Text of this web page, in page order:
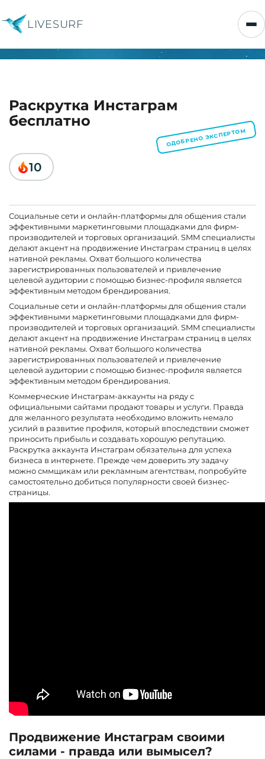
LIVESURF
Раскрутка Инстаграм
бесплатно
ОДОБРЕНО ЭКСПЕРТОМ
10
Социальные сети и онлайн-платформы для общения стали
эффективными маркетинговыми площадками для фирм-
производителей и торговых организаций. SMM специалисты
делают акцент на продвижение Инстаграм страниц в целях
нативной рекламы. Охват большого количества
зарегистрированных пользователей и привлечение
целевой аудитории с помощью бизнес-профиля является
эффективным методом брендирования.
Социальные сети и онлайн-платформы для общения стали
эффективными маркетинговыми площадками для фирм-
производителей и торговых организаций. SMM специалисты
делают акцент на продвижение Инстаграм страниц в целях
нативной рекламы. Охват большого количества
зарегистрированных пользователей и привлечение
целевой аудитории с помощью бизнес-профиля является
эффективным методом брендирования.
Коммерческие Инстаграм-аккаунты на ряду с
официальными сайтами продают товары и услуги. Правда
для желанного результата необходимо вложить немало
усилий в развитие профиля, который впоследствии сможет
приносить прибыль и создавать хорошую репутацию.
Раскрутка аккаунта Инстаграм обязательна для успеха
бизнеса в интернете. Прежде чем доверить эту задачу
можно сммщикам или рекламным агентствам, попробуйте
самостоятельно добиться популярности своей бизнес-
страницы.
Продвижение Инстаграм своими
силами - правда или вымысел?